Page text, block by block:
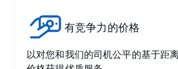
有竞争力的价格
以对您和我们的司机公平的基于距